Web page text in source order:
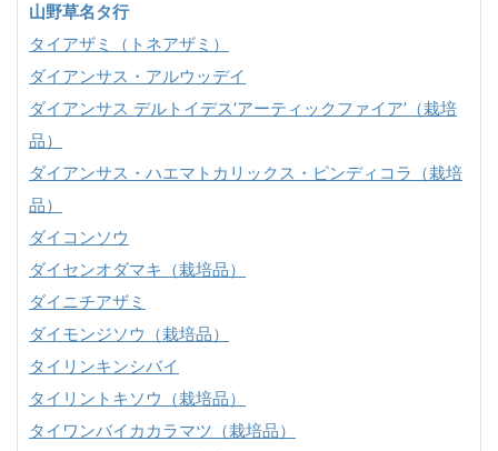
山野草名タ行
タイアザミ（トネアザミ）
ダイアンサス・アルウッデイ
ダイアンサス デルトイデス‘アーティックファイア’（栽培
品）
ダイアンサス・ハエマトカリックス・ピンディコラ（栽培
品）
ダイコンソウ
ダイセンオダマキ（栽培品）
ダイニチアザミ
ダイモンジソウ（栽培品）
タイリンキンシバイ
タイリントキソウ（栽培品）
タイワンバイカカラマツ（栽培品）